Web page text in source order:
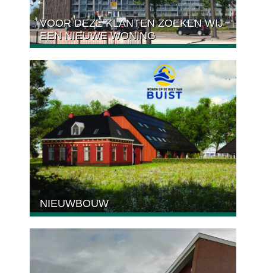
VOOR DEZE KLANTEN ZOEKEN WIJ
EEN NIEUWE WONING
NIEUWBOUW